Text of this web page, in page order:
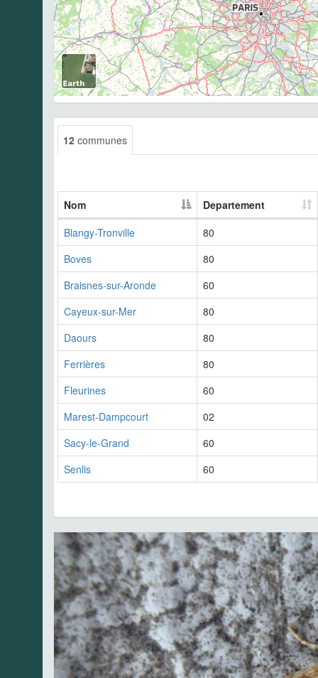
12 communes
Nom
Departement
Blangy-Tronville
80
Boves
80
Braisnes-sur-Aronde
60
Cayeux-sur-Mer
80
Daours
80
Ferrières
80
Fleurines
60
Marest-Dampcourt
02
Sacy-le-Grand
60
Senlis
60